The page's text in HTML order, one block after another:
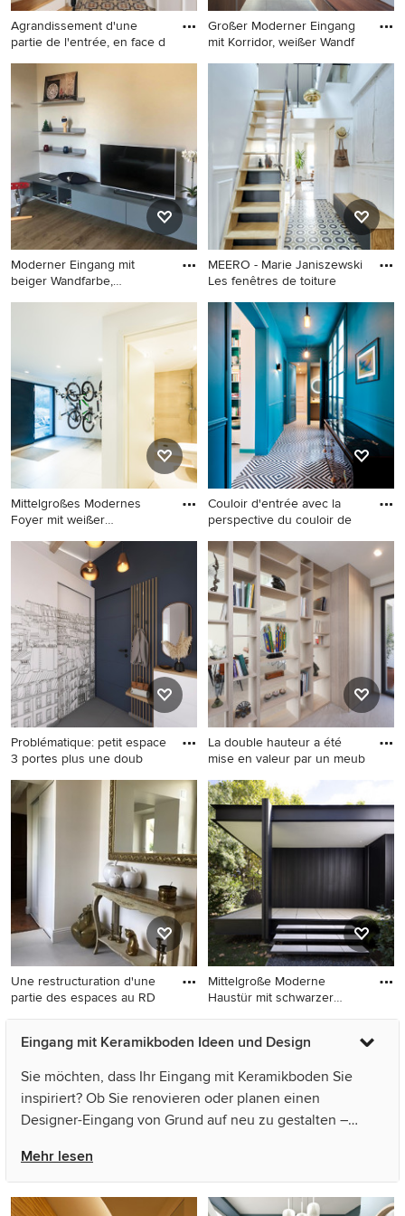
Agrandissement d'une
partie de l'entrée, en face d
Mittelgroßer Klassischer
Eingang mit Korridor, beiger
Wandfarbe, Keramikboden,
Doppeltür und buntem
Boden in Paris
Großer Moderner Eingang
mit Korridor, weißer Wandf
Großer Moderner Eingang
mit Korridor, weißer
Wandfarbe, Keramikboden,
Einzeltür, schwarzer Haustür
und grauem Boden
Moderner Eingang mit
beiger Wandfarbe,
Moderner Eingang mit beiger
Wandfarbe, Keramikboden
und beigem Boden in
Bologna
MEERO - Marie Janiszewski
Les fenêtres de toiture
Mittelgroßes Modernes
Foyer mit weißer Wandfarbe
und Keramikboden in Paris
Mittelgroßes Modernes
Foyer mit weißer
Mittelgroßes Modernes
Foyer mit weißer Wandfarbe,
Keramikboden, Einzeltür und
schwarzer Haustür in
Frankfurt am Main
Couloir d'entrée avec la
perspective du couloir de
Mittelgroßer Eklektischer
Eingang mit Korridor, blauer
Wandfarbe, Doppeltür,
schwarzem Boden und
Keramikboden in Paris
Problématique: petit espace
3 portes plus une doub
Kleines Modernes Foyer mit
blauer Wandfarbe,
Keramikboden, Einzeltür,
weißer Haustür, grauem
Boden, freigelegten
Dachbalken und
Tapetenwänden in Rennes
La double hauteur a été
mise en valeur par un meub
Mittelgroßes Modernes
Foyer mit weißer Wandfarbe,
Keramikboden und grauem
Boden in Montpellier
Une restructuration d'une
partie des espaces au RD
Großer Klassischer Eingang
mit weißer Wandfarbe,
Boden in Paris
Mittelgroße Moderne
Haustür mit schwarzer
Mittelgroße Moderne
Haustür mit schwarzer
Einzeltür, schwarzer Haustür
und weißem Boden in
Montpellier
Eingang mit Keramikboden Ideen und Design
Sie möchten, dass Ihr Eingang mit Keramikboden Sie
inspiriert? Ob Sie renovieren oder planen einen
Designer-Eingang von Grund auf neu zu gestalten –
Inneneinrichter und Architekten dieses Landes, unter
anderem von 株式会社 ZACC建築工房 und INTO
DESIGN. Sehen Sie sich Fotos in vielen verschiedenen
Mehr lesen